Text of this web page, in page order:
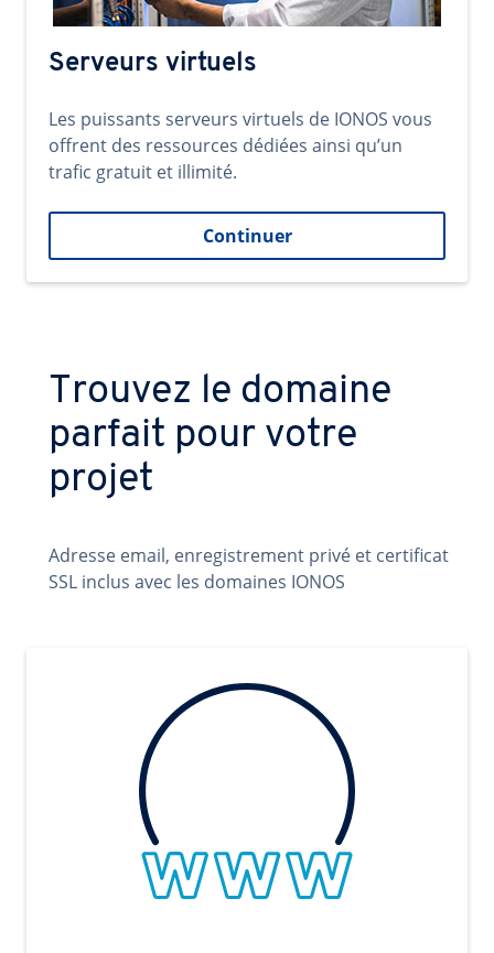
Serveurs virtuels
Les puissants serveurs virtuels de IONOS vous
offrent des ressources dédiées ainsi qu’un
trafic gratuit et illimité.
Continuer
Trouvez le domaine
parfait pour votre
projet
Adresse email, enregistrement privé et certificat
SSL inclus avec les domaines IONOS